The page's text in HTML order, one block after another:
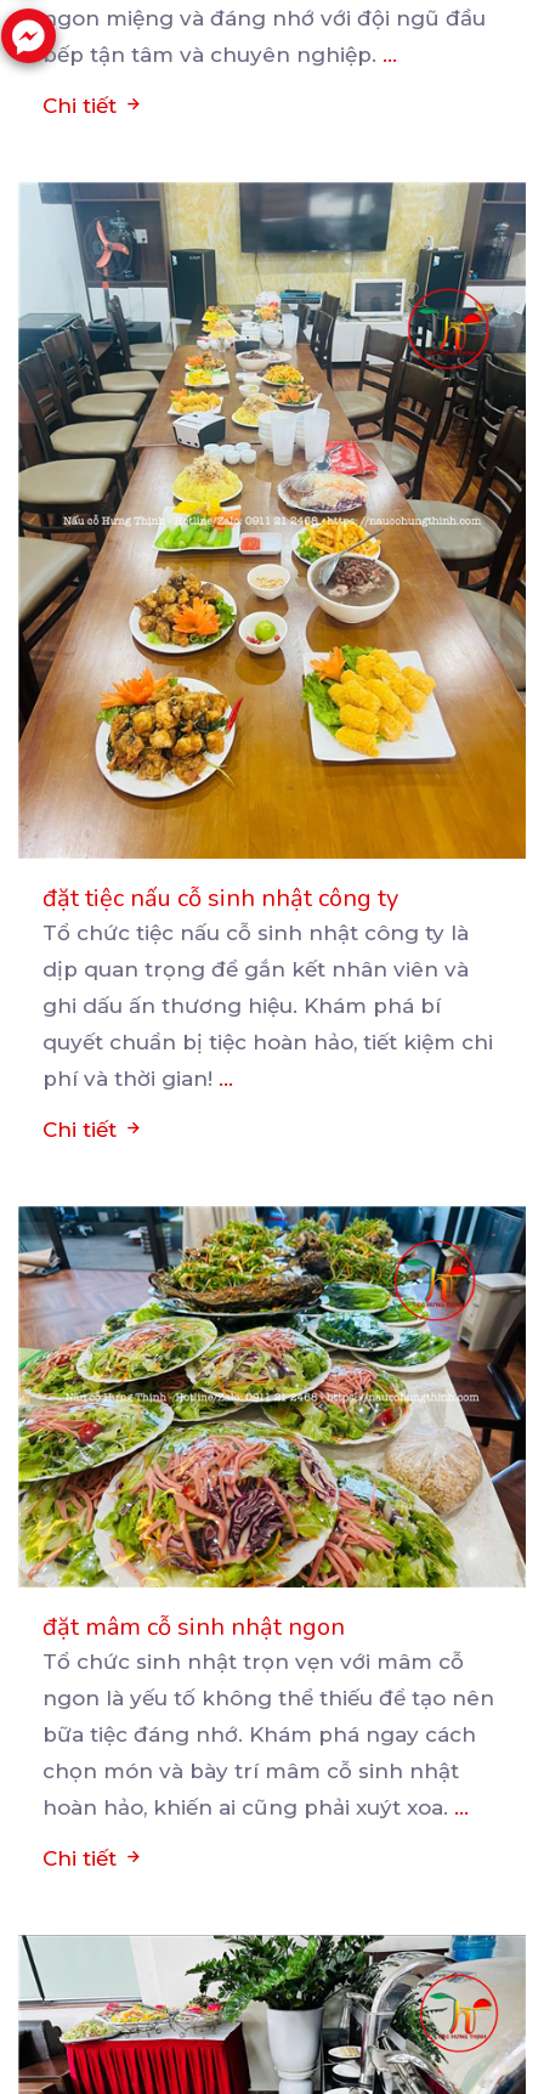
ngon miệng và đáng nhớ với đội ngũ đầu
bếp tận tâm và chuyên nghiệp. ...
Chi tiết
đặt tiệc nấu cỗ sinh nhật công ty
Tổ chức tiệc nấu cỗ sinh nhật công ty là
dịp quan trọng để gắn kết nhân viên và
ghi dấu ấn thương hiệu. Khám phá bí
quyết chuẩn bị tiệc hoàn hảo, tiết kiệm chi
phí và thời gian! ...
Chi tiết
đặt mâm cỗ sinh nhật ngon
Tổ chức sinh nhật trọn vẹn với mâm cỗ
ngon là yếu tố không thể thiếu để tạo nên
bữa tiệc đáng nhớ. Khám phá ngay cách
chọn món và bày trí mâm cỗ sinh nhật
hoàn hảo, khiến ai cũng phải xuýt xoa. ...
Chi tiết